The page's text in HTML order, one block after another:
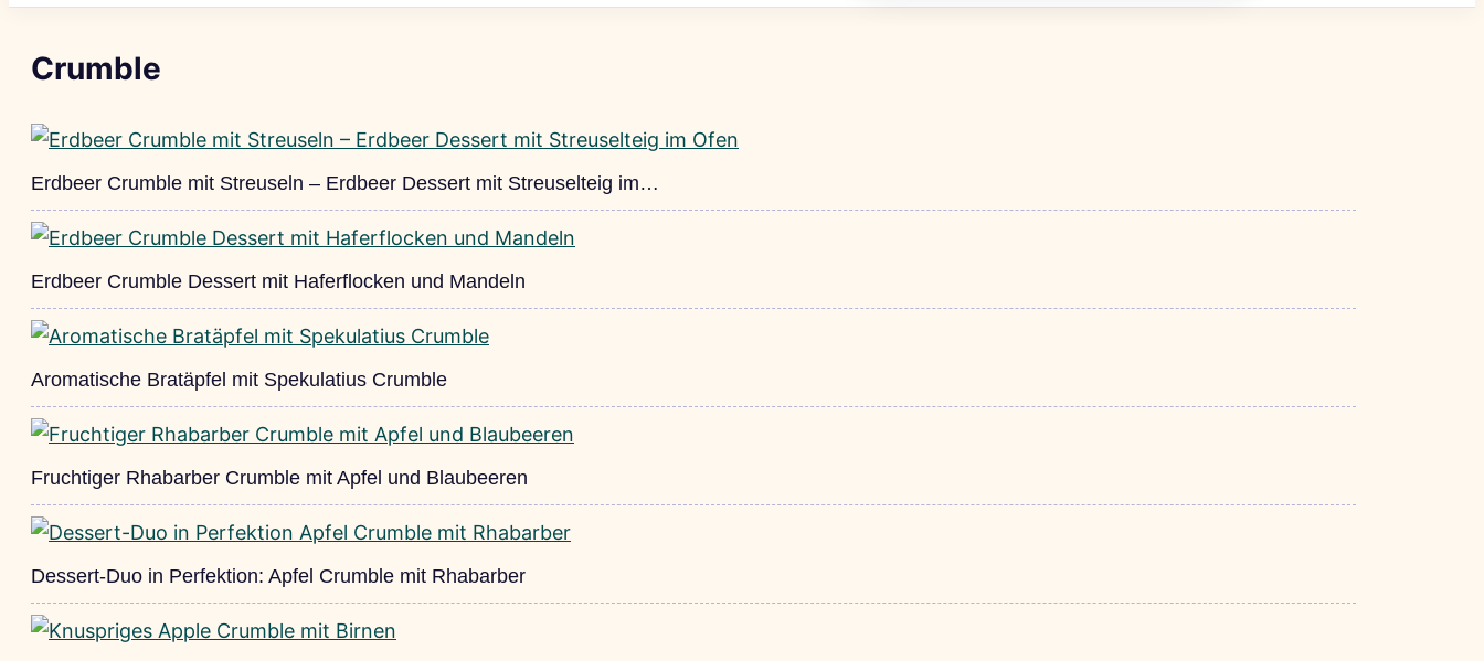
Crumble
Erdbeer Crumble mit Streuseln – Erdbeer Dessert mit Streuselteig im…
Erdbeer Crumble Dessert mit Haferflocken und Mandeln
Aromatische Bratäpfel mit Spekulatius Crumble
Fruchtiger Rhabarber Crumble mit Apfel und Blaubeeren
Dessert-Duo in Perfektion: Apfel Crumble mit Rhabarber